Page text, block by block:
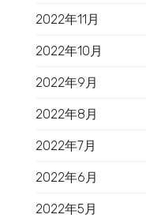
2022年11月
2022年10月
2022年9月
2022年8月
2022年7月
2022年6月
2022年5月